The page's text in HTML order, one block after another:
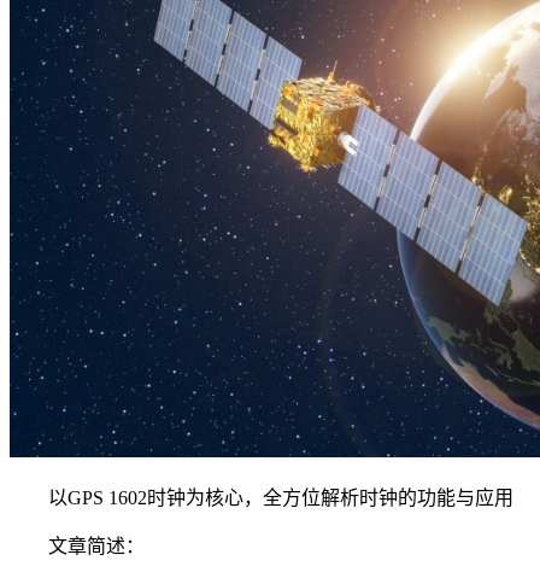
以GPS 1602时钟为核心，全方位解析时钟的功能与应用
文章简述：